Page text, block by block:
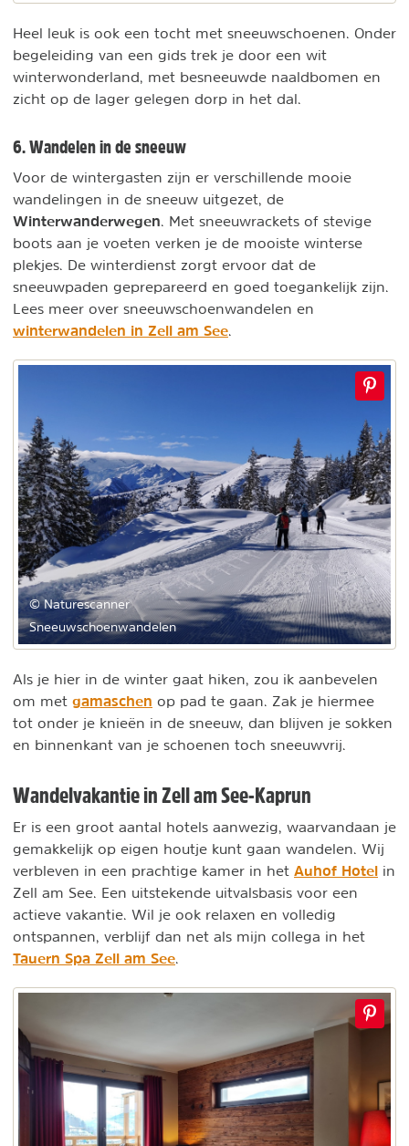
Heel leuk is ook een tocht met sneeuwschoenen. Onder
begeleiding van een gids trek je door een wit
winterwonderland, met besneeuwde naaldbomen en
zicht op de lager gelegen dorp in het dal.
6. Wandelen in de sneeuw
Voor de wintergasten zijn er verschillende mooie
wandelingen in de sneeuw uitgezet, de
Winterwanderwegen . Met sneeuwrackets of stevige
boots aan je voeten verken je de mooiste winterse
plekjes. De winterdienst zorgt ervoor dat de
sneeuwpaden geprepareerd en goed toegankelijk zijn.
Lees meer over sneeuwschoenwandelen en
winterwandelen in Zell am See
© Naturescanner
Sneeuwschoenwandelen
Als je hier in de winter gaat hiken, zou ik aanbevelen
om met gamaschen op pad te gaan. Zak je hiermee
tot onder je knieën in de sneeuw, dan blijven je sokken
en binnenkant van je schoenen toch sneeuwvrij.
Wandelvakantie in Zell am See-Kaprun
Er is een groot aantal hotels aanwezig, waarvandaan je
gemakkelijk op eigen houtje kunt gaan wandelen. Wij
verbleven in een prachtige kamer in het Auhof Hotel in
Zell am See. Een uitstekende uitvalsbasis voor een
actieve vakantie. Wil je ook relaxen en volledig
ontspannen, verblijf dan net als mijn collega in het
Tauern Spa Zell am See